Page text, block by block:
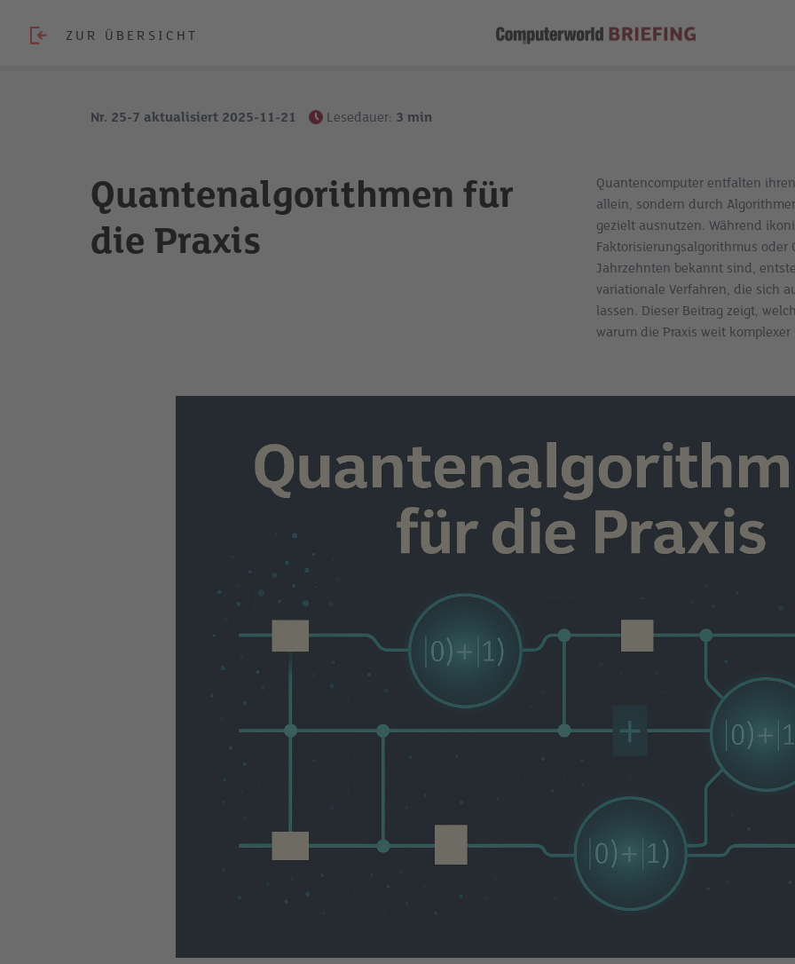
ZUR ÜBERSICHT
Nr. 25-7 aktualisiert 2025-11-21 Lesedauer: 3 min
Quantenalgorithmen für
die Praxis
Quantencomputer entfalten
allein, sondern durch
gezielt ausnutzen. Während
Faktorisierungsalgorithmus oder
Jahrzehnten bekannt sind,
variationale Verfahren, die sich
lassen. Dieser Beitrag zeigt,
warum die Praxis weit